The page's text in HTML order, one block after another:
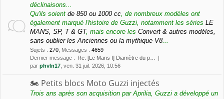
déclinaisons...
Qu'ils soient de 850 ou 1000 cc , de nombreux modèles ont
également marqué l'histoire de Guzzi, notamment les séries LE
MANS, SP, T & GT, mais encore les Convert & autres modèles,
sans oublier les Anciennes ou la mythique V8...
Sujets : 270 Messages : 4659
Dernier message : Re: [Le Mans I] Diamètre du p…
par phvln17 , ven. 31 juil. 2026, 10:56
🏍 Petits blocs Moto Guzzi injectés
Trois ans après son acquisition par Aprilia, Guzzi a développé un